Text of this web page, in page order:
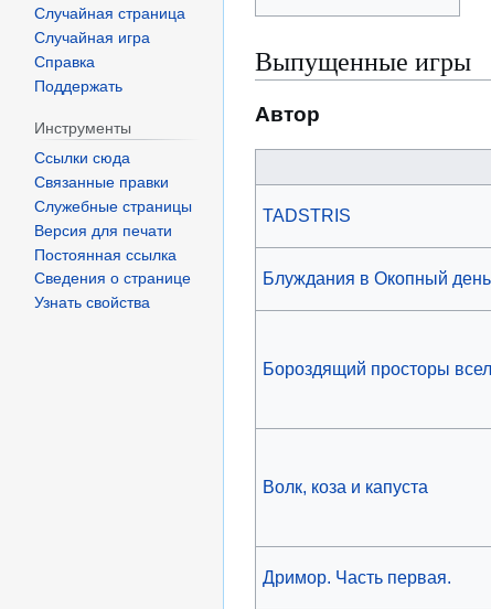
Выпущенные игры
Автор
TADSTRIS
Блуждания в Окопный день
Бороздящий просторы
Волк, коза и капуста
Дримор. Часть первая.
Случайная страница
Случайная игра
Справка
Поддержать
Инструменты
Ссылки сюда
Связанные правки
Служебные страницы
Версия для печати
Постоянная ссылка
Сведения о странице
Узнать свойства